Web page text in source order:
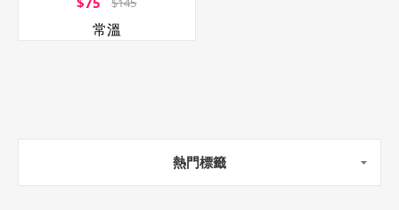
常溫
熱門標籤